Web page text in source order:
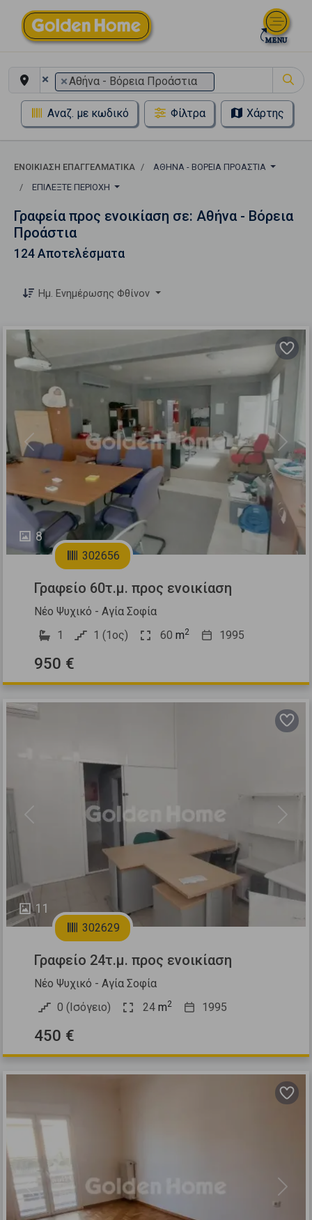
× ×Αθήνα - Βόρεια Προάστια
Αναζ. με κωδικό Φίλτρα Χάρτης
ΕΝΟΙΚΊΑΣΗ ΕΠΑΓΓΕΛΜΑΤΙΚΆ
ΑΘΉΝΑ - ΒΌΡΕΙΑ ΠΡΟΆΣΤΙΑ
ΕΠΙΛΈΞΤΕ ΠΕΡΙΟΧΉ
Γραφεία προς ενοικίαση σε: Αθήνα - Βόρεια
Προάστια
124 Αποτελέσματα
Ημ. Ενημέρωσης Φθίνον
8
Previous Next
302656
Γραφείο 60τ.μ. προς ενοικίαση
Νέο Ψυχικό - Αγία Σοφία
1
1 (1ος) 60 m2 1995
950 €
11
Previous
302629
Γραφείο 24τ.μ. προς ενοικίαση
Νέο Ψυχικό - Αγία Σοφία
0 (Ισόγειο)
24 m2 1995
450 €
Previous Next